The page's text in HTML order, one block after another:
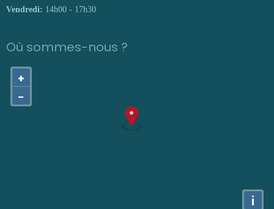
Vendredi: 14h00 - 17h30
Où sommes-nous ?
+
−
i